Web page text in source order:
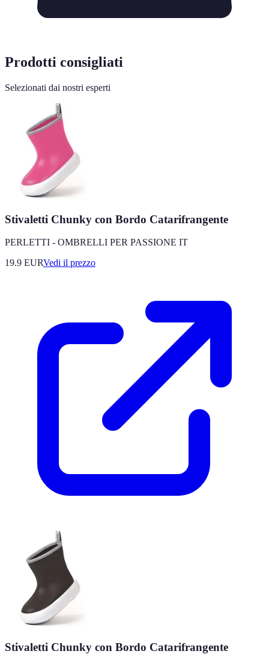
Prodotti consigliati
Selezionati dai nostri esperti
Stivaletti Chunky con Bordo Catarifrangente
PERLETTI - OMBRELLI PER PASSIONE IT
19.9 EURVedi il prezzo
Stivaletti Chunky con Bordo Catarifrangente